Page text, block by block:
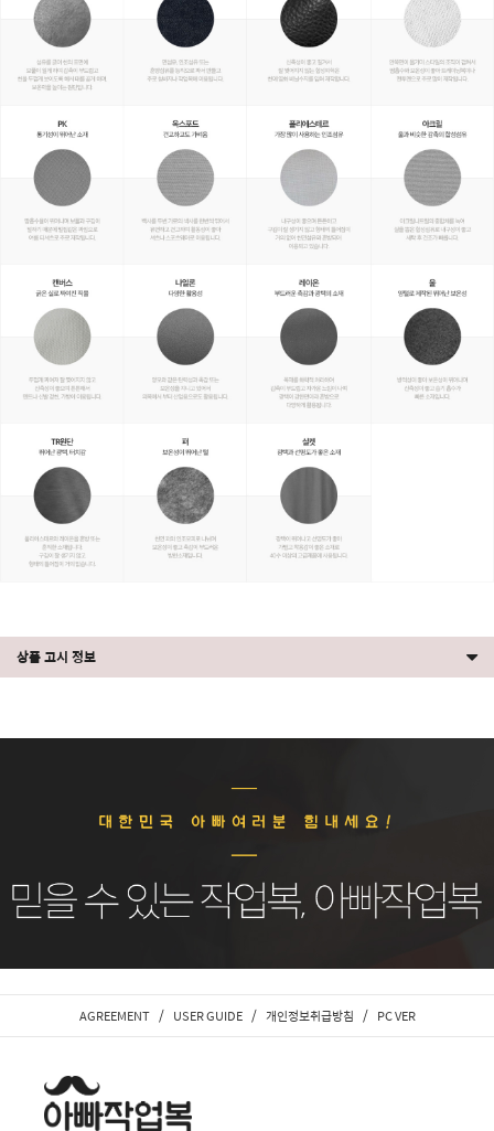
상품 고시 정보
AGREEMENT / USER GUIDE / 개인정보취급방침 / PC VER